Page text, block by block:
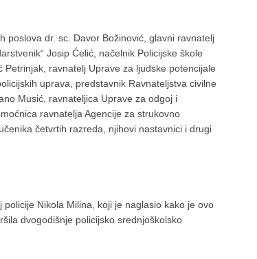
poslova dr. sc. Davor Božinović, glavni ravnatelj
Josip Ćelić, načelnik Policijske škole
Petrinjak, ravnatelj Uprave za ljudske potencijale
uprava, predstavnik Ravnateljstva civilne
Musić, ravnateljica Uprave za odgoj i
ravnatelja Agencije za strukovno
četvrtih razreda, njihovi nastavnici i drugi
Nikola Milina, koji je naglasio kako je ovo
dvogodišnje policijsko srednjoškolsko